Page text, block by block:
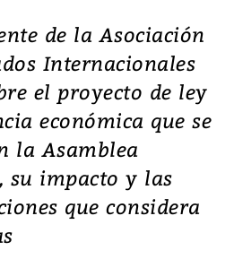
de la Asociación
Internacionales
el proyecto de ley
económica que se
la Asamblea
su impacto y las
que considera